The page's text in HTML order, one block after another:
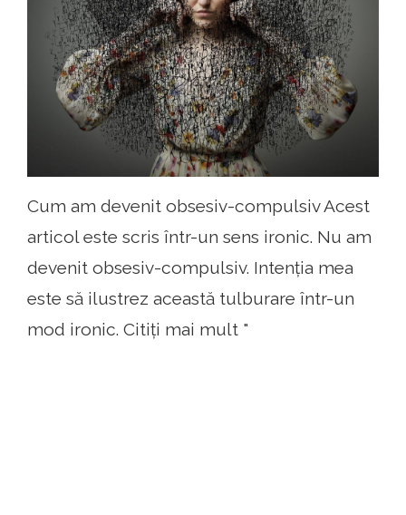
Cum am devenit obsesiv-compulsiv Acest
articol este scris într-un sens ironic. Nu am
devenit obsesiv-compulsiv. Intenția mea
este să ilustrez această tulburare într-un
mod ironic. Citiți mai mult "